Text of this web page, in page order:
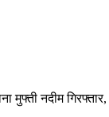
मुफ्ती नदीम